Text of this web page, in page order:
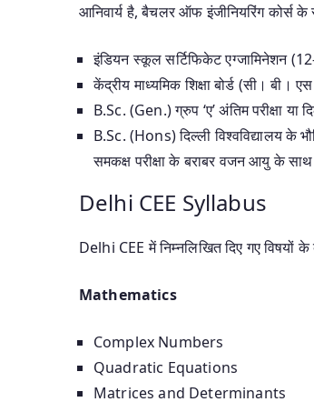
आनिवार्य है, बैचलर ऑफ इंजीनियरिंग कोर्स
इंडियन स्कूल सर्टिफिकेट एग्जामिनेशन
केंद्रीय माध्यमिक शिक्षा बोर्ड (सी। बी।
B.Sc. (Gen.) ग्रुप ‘ए’ अंतिम परीक्षा या
B.Sc. (Hons) दिल्ली विश्वविद्यालय के
समकक्ष परीक्षा के बराबर वजन आयु के साथ
Delhi CEE Syllabus
Delhi CEE में निम्नलिखित दिए गए विषयों
Mathematics
Complex Numbers
Quadratic Equations
Matrices and Determinants